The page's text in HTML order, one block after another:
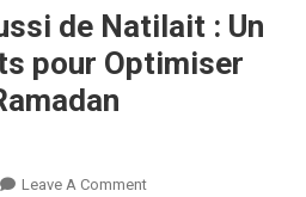
de Natilait : Un
pour Optimiser
Leave A Comment